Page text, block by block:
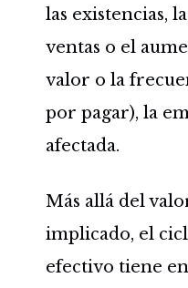
las existencias,
ventas o el
valor o la
por pagar), la
afectada.
Más allá del
implicado, el
efectivo tiene